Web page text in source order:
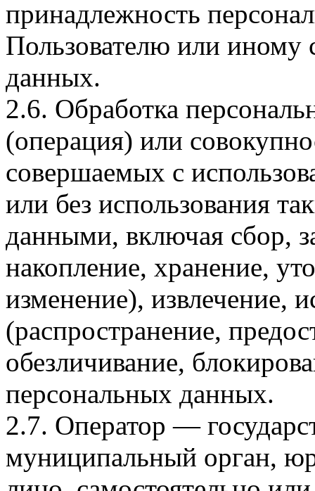
принадлежность
Пользователю или иному
данных.
2.6. Обработка
(операция) или
совершаемых с
или без использования
данными, включая сбор,
накопление, хранение,
изменение), извлечение,
(распространение,
обезличивание,
персональных данных.
2.7. Оператор —
муниципальный орган,